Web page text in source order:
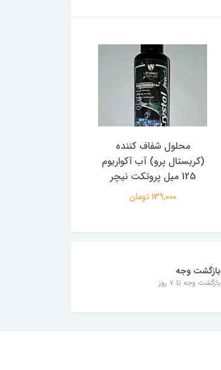
محلول شفاف کننده
(کریستال پرو) آب آکواریوم
125 میل پروتکت نیچر
139,000 تومان
بازگشت وجه
بازگشت وجه تا ۷ روز